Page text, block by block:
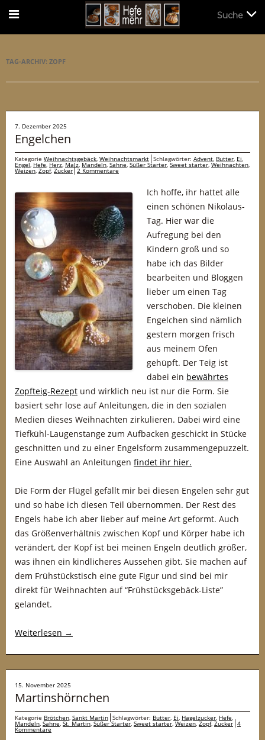
TAG-ARCHIV: ZOPF
7. Dezember 2025
Engelchen
Kategorie Weihnachtsgebäck, Weihnachtsmarkt Schlagwörter: Advent, Butter, Ei,
Engel, Hefe,Herz,Malz,Mandeln,Sahne,Süßer Starter,Sweet starter,Weihnachten,
Weizen,Zopf,Zucker 2 Kommentare
Ich hoffe, ihr hattet alle
einen schönen Nikolaus-
Tag. Hier war die
Aufregung bei den
Kindern groß und so
habe ich das Bilder
bearbeiten und Bloggen
lieber um einen Tag
verschoben. Die kleinen
Engelchen sind nämlich
gestern morgen frisch
aus meinem Ofen
gehüpft. Der Teig ist
dabei ein bewährtes
Zopfteig-Rezept und wirklich neu ist nur die Form. Sie
basiert sehr lose auf Anleitungen, die in den sozialen
Medien dieses Weihnachten zirkulieren. Dabei wird eine
Tiefkühl-Laugenstange zum Aufbacken geschickt in Stücke
geschnitten und zu einer Engelsform zusammengepuzzelt.
Eine Auswahl an Anleitungen findet ihr hier.
Die Form der Flügel gefällt mir bei diesen Engelen sehr gut
und so habe ich diesen Teil übernommen. Der Rest des
Engels habe ich aber lieber auf meine Art geformt. Auch
das Größenverhältnis zwischen Kopf und Körper habe ich
verändert, der Kopf ist bei meinen Engeln deutlich größer,
was ihnen ein kindlicheres Aussehen gibt. Sie machen auf
dem Frühstückstisch eine gute Figur und sind bei mir
direkt für Weihnachten auf “Frühstücksgebäck-Liste”
gelandet.
Weiterlesen →
15. November 2025
Martinshörnchen
Kategorie Brötchen, Sankt Martin Schlagwörter: Butter, Ei, Hagelzucker, Hefe,
Mandeln, Sahne,St. Martin,Süßer Starter, Sweet starter,Weizen,Zopf,Zucker 4
Kommentare
Suche
Suche